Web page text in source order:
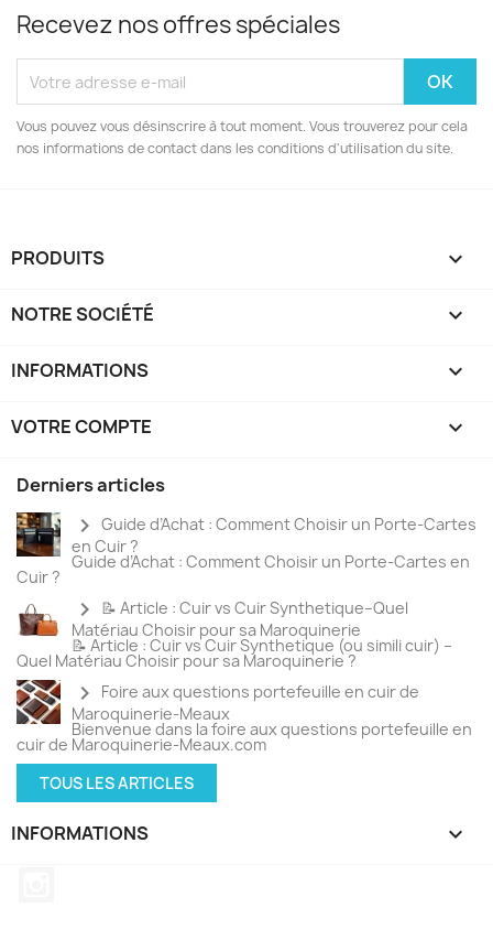
Recevez nos offres spéciales
Vous pouvez vous désinscrire à tout moment. Vous trouverez pour cela
nos informations de contact dans les conditions d'utilisation du site.
PRODUITS 
NOTRE SOCIÉTÉ 
INFORMATIONS 
VOTRE COMPTE 
Derniers articles
chevron_right Guide d’Achat : Comment Choisir un Porte-Cartes
en Cuir ?
Guide d’Achat : Comment Choisir un Porte-Cartes en
Cuir ?
chevron_right
📝 Article : Cuir vs Cuir Synthetique–Quel
Matériau Choisir pour sa Maroquinerie
📝 Article : Cuir vs Cuir Synthetique (ou simili cuir) –
Quel Matériau Choisir pour sa Maroquinerie ?
chevron_right
Foire aux questions portefeuille en cuir de
Maroquinerie-Meaux
Bienvenue dans la foire aux questions portefeuille en
cuir de Maroquinerie-Meaux.com
TOUS LES ARTICLES
INFORMATIONS keyboard_arrow_down